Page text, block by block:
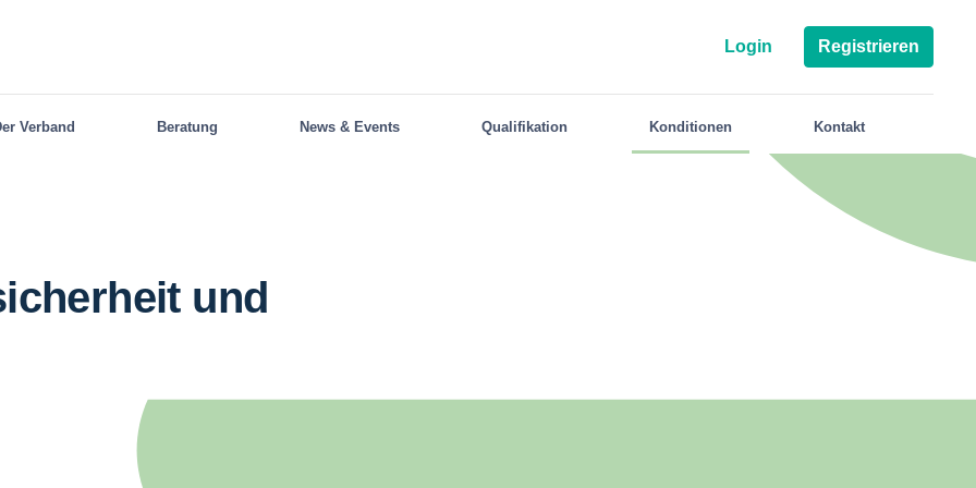
Login
Registrieren
Verband Beratung News & Events Qualifikation Konditionen Kontakt
und